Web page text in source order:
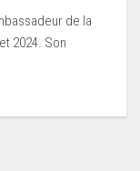
de la
2024. Son